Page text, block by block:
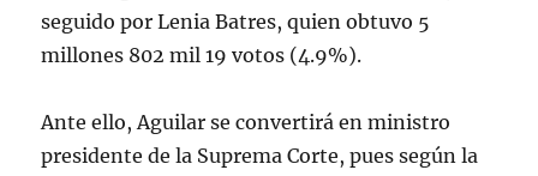
seguido por Lenia Batres, quien obtuvo 5
millones 802 mil 19 votos (4.9%).
Ante ello, Aguilar se convertirá en ministro
presidente de la Suprema Corte, pues según la